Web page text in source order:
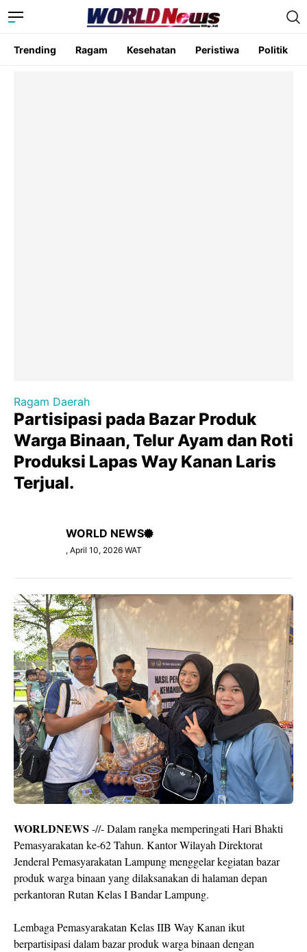
Trending Ragam Kesehatan Peristiwa Politik
Ragam Daerah
Partisipasi pada Bazar Produk
Warga Binaan, Telur Ayam dan Roti
Produksi Lapas Way Kanan Laris
Terjual.
WORLD NEWS
, April 10, 2026 WAT
WORLDNEWS -//- Dalam rangka memperingati Hari Bhakti
Pemasyarakatan ke-62 Tahun. Kantor Wilayah Direktorat
Jenderal Pemasyarakatan Lampung menggelar kegiatan bazar
produk warga binaan yang dilaksanakan di halaman depan
perkantoran Rutan Kelas I Bandar Lampung.
Lembaga Pemasyarakatan Kelas IIB Way Kanan ikut
berpartisipasi dalam bazar produk warga binaan dengan